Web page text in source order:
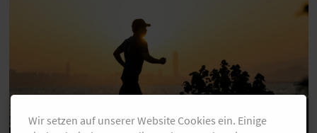
Wir setzen auf unserer Website Cookies ein. Einige